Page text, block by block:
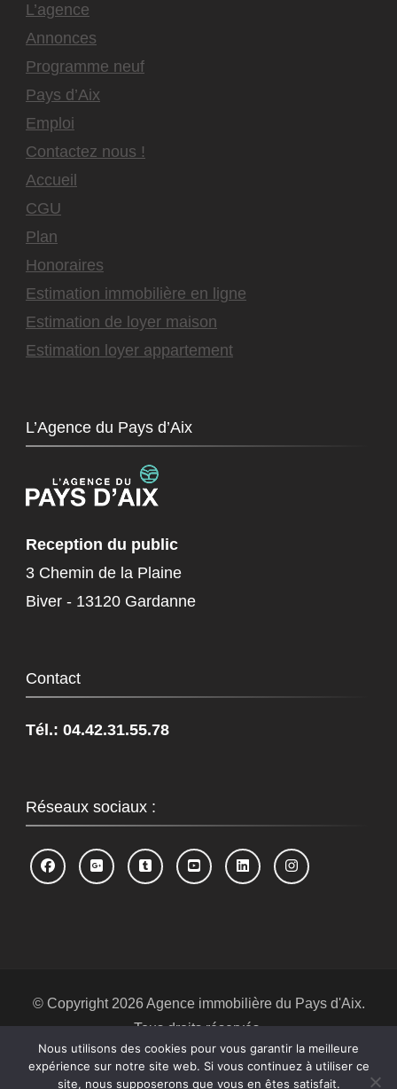
L’agence
Annonces
Programme neuf
Pays d’Aix
Emploi
Contactez nous !
Accueil
CGU
Plan
Honoraires
Estimation immobilière en ligne
Estimation de loyer maison
Estimation loyer appartement
L’Agence du Pays d’Aix
Reception du public
3 Chemin de la Plaine
Biver - 13120 Gardanne
Contact
Tél.: 04.42.31.55.78
Réseaux sociaux :
© Copyright 2026 Agence immobilière du Pays d'Aix.
Tous droits réservés.
Blossom Spa | Développé parBlossom
Themes
.Propulsé par WordPress .Politique de
Nous utilisons des cookies pour vous garantir la meilleure
expérience sur notre site web. Si vous continuez à utiliser ce
site, nous supposerons que vous en êtes satisfait.